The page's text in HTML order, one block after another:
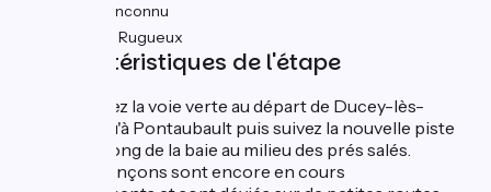
(8%) Inconnu
(22%) Rugueux
Caractéristiques de l'étape
Réempruntez la voie verte au départ de Ducey-lès-
Chéris jusqu'à Pontaubault puis suivez la nouvelle piste
cyclable le long de la baie au milieu des prés salés.
Certains tronçons sont encore en cours